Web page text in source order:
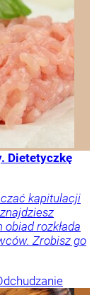
Dietetyczkę
kapitulacji
rozkłada
Zrobisz go